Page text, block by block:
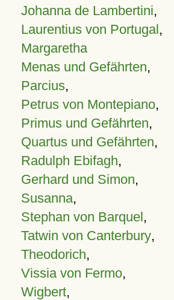
Johanna de Lambertini,
Laurentius von Portugal,
Margaretha
Menas und Gefährten,
Parcius,
Petrus von Montepiano,
Primus und Gefährten,
Quartus und Gefährten,
Radulph Ebifagh,
Gerhard und Simon,
Susanna,
Stephan von Barquel,
Tatwin von Canterbury,
Theodorich,
Vissia von Fermo,
Wigbert,